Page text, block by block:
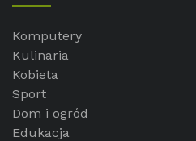
Komputery
Kulinaria
Kobieta
Sport
Dom i ogród
Edukacja